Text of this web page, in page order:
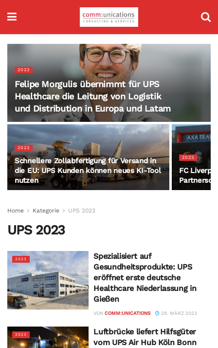
2023
Felipe Morgulis übernimmt für UPS
Healthcare die Leitung von Logistik
und Distribution in Europa und Latam
2023
Schnellere Zollabfertigung für Versand in
die EU: UPS Kunden können neues KI-Tool
nutzen
2023
FC
Home Kategorie UPS 2023
UPS 2023
2023
Spezialisiert auf
Gesundheitsprodukte: UPS
eröffnet erste deutsche
Healthcare Niederlassung in
Gießen
VON COMM:UNICATIONS 29. MÄRZ 2023
2023
Luftbrücke liefert Hilfsgüter
vom UPS Air Hub Köln Bonn